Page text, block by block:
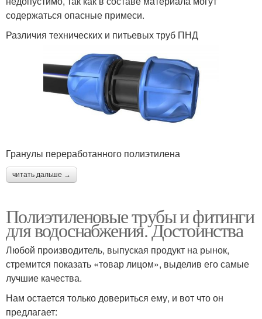
содержаться опасные примеси.
Различия технических и питьевых труб ПНД
Гранулы переработанного полиэтилена
читать дальше →
Полиэтиленовые трубы и фитинги
для водоснабжения. Достоинства
Любой производитель, выпуская продукт на рынок,
стремится показать «товар лицом», выделив его самые
лучшие качества.
Нам остается только довериться ему, и вот что он
предлагает: